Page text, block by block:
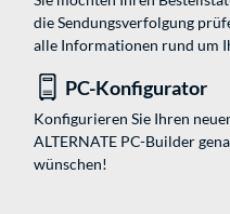
die Sendungsverfolgung
alle Informationen rund um
PC-Konfigurator
Konfigurieren Sie Ihren
ALTERNATE PC-Builder
wünschen!